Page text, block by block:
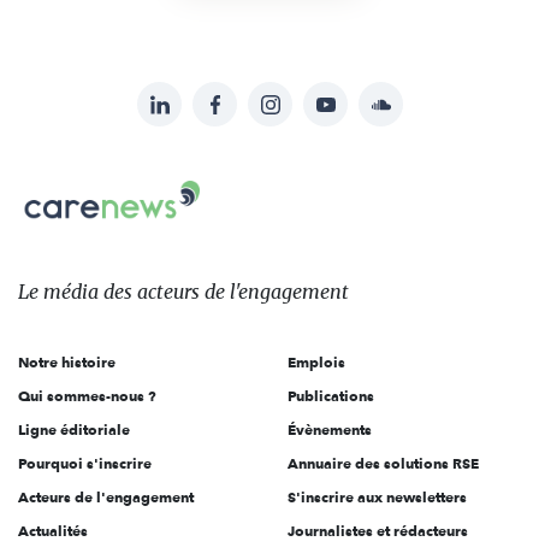
sur:
LinkedInFacebookInstagramYouTubeSoundcloud
Carenews,
Le
des
l'engagement
Le média des acteurs de l'engagement
Notre histoire
Qui sommes-nous ?
Ligne éditoriale
Pourquoi s'inscrire
Acteurs de l'engagement
Actualités
Emplois
Publications
Évènements
Annuaire des solutions RSE
S'inscrire aux newsletters
Journalistes et rédacteurs